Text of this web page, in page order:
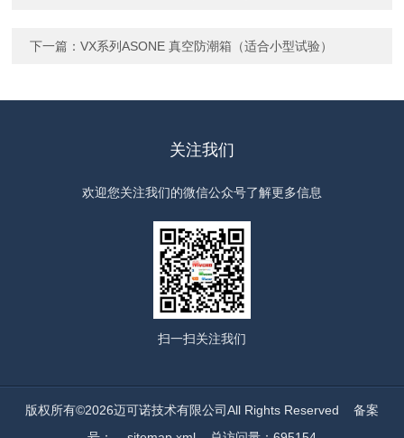
下一篇：VX系列ASONE 真空防潮箱（适合小型试验）
关注我们
欢迎您关注我们的微信公众号了解更多信息
扫一扫关注我们
版权所有©2026迈可诺技术有限公司All Rights Reserved 备案